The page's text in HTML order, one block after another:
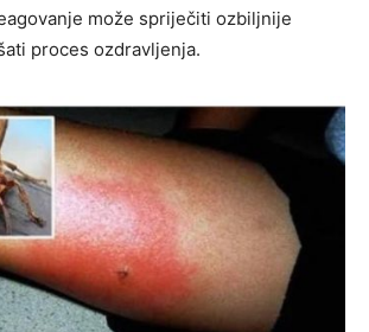
može spriječiti ozbiljnije
proces ozdravljenja.